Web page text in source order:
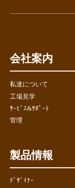
会社案内
私達について
工場見学
ｻｰﾋﾞｽ&ｻﾎﾟｰﾄ
管理
製品情報
ﾃﾞｻﾞｲﾅｰ